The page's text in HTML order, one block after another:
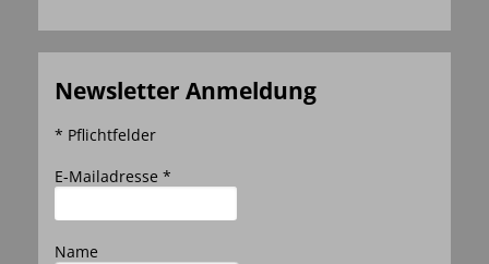
Newsletter Anmeldung
* Pflichtfelder
E-Mailadresse *
Name